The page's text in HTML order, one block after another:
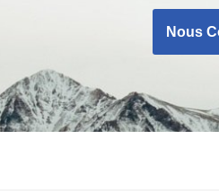
Nous